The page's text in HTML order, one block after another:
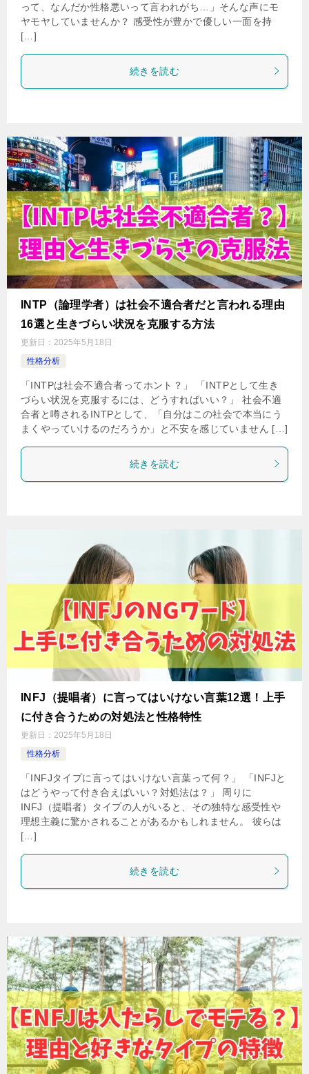
って、なんだか性格悪いって言われがち…」そんな声にモ
ヤモヤしていませんか？ 感受性が豊かで優しい一面を持
[…]
続きを読む
INTP（論理学者）は社会不適合者だと言われる理由
16選と生きづらい状況を克服する方法
更新日： 2025年5月18日
性格分析
「INTPは社会不適合者ってホント？」 「INTPとして生き
づらい状況を克服するには、どうすればいい？」 社会不適
合者と噂されるINTPとして、「自分はこの社会で本当にう
まくやっていけるのだろうか」と不安を感じていません […]
続きを読む
INFJ（提唱者）に言ってはいけない言葉12選！上手
に付き合うための対処法と性格特性
更新日： 2025年5月18日
性格分析
「INFJタイプに言ってはいけない言葉って何？」 「INFJと
はどうやって付き合えばいい？対処法は？」 周りに
INFJ（提唱者）タイプの人がいると、その独特な感受性や
理想主義に驚かされることがあるかもしれません。 彼らは
[…]
続きを読む